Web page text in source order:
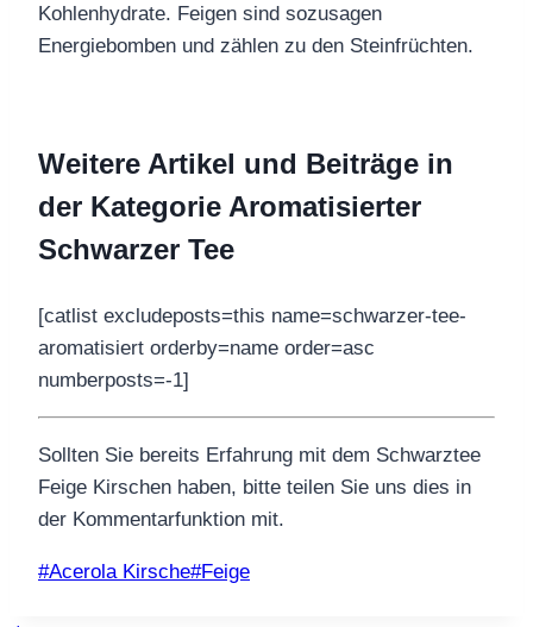
Kohlenhydrate. Feigen sind sozusagen
Energiebomben und zählen zu den Steinfrüchten.
Weitere Artikel und Beiträge in
der Kategorie Aromatisierter
Schwarzer Tee
[catlist excludeposts=this name=schwarzer-tee-
aromatisiert orderby=name order=asc
numberposts=-1]
Sollten Sie bereits Erfahrung mit dem Schwarztee
Feige Kirschen haben, bitte teilen Sie uns dies in
der Kommentarfunktion mit.
Schlagworte:
#Acerola Kirsche#Feige